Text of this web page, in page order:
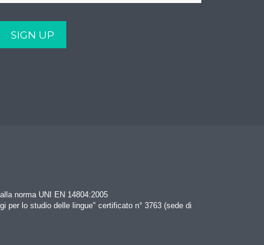
norma UNI EN 14804:2005
per lo studio delle lingue" certificato n° 3763 (sede di